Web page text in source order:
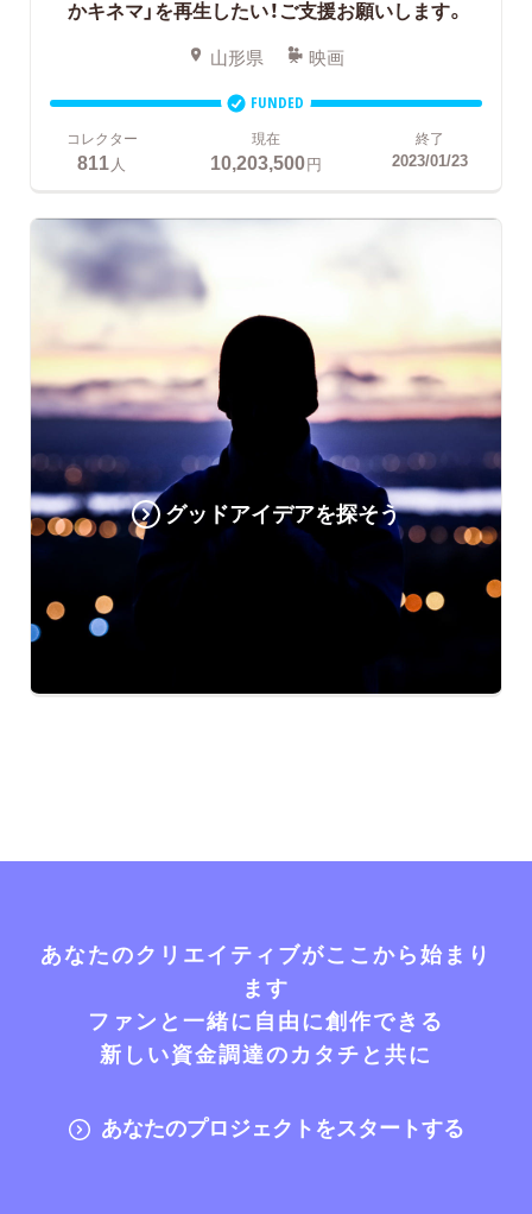
かキネマ」を再生したい！ご支援お願いします。
山形県 映画
FUNDED
コレクター
811 人
現在
10,203,500円
終了
2023/01/23
グッドアイデアを探そう
あなたのクリエイティブがここから始まり
ます
ファンと一緒に自由に創作できる
新しい資金調達のカタチと共に
あなたのプロジェクトをスタートする